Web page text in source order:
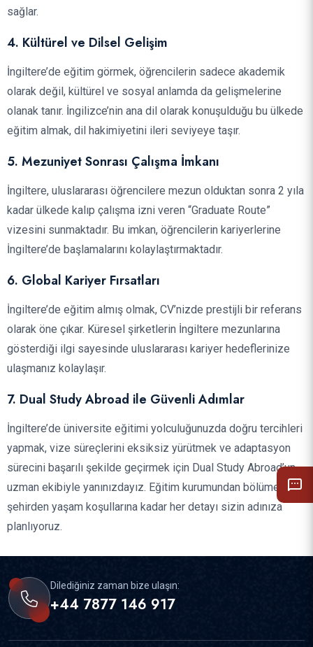
sağlar.
4. Kültürel ve Dilsel Gelişim
İngiltere’de eğitim görmek, öğrencilerin sadece akademik
olarak değil, kültürel ve sosyal anlamda da gelişmelerine
olanak tanır. İngilizce’nin ana dil olarak konuşulduğu bu ülkede
eğitim almak, dil hakimiyetini ileri seviyeye taşır.
5. Mezuniyet Sonrası Çalışma İmkanı
İngiltere, uluslararası öğrencilere mezun olduktan sonra 2 yıla
kadar ülkede kalıp çalışma izni veren “Graduate Route”
vizesini sunmaktadır. Bu imkan, öğrencilerin kariyerlerine
İngiltere’de başlamalarını kolaylaştırmaktadır.
6. Global Kariyer Fırsatları
İngiltere’de eğitim almış olmak, CV’nizde prestijli bir referans
olarak öne çıkar. Küresel şirketlerin İngiltere mezunlarına
gösterdiği ilgi sayesinde uluslararası kariyer hedeflerinize
ulaşmanız kolaylaşır.
7. Dual Study Abroad ile Güvenli Adımlar
İngiltere’de üniversite eğitimi yolculuğunuzda doğru tercihleri
yapmak, vize süreçlerini eksiksiz yürütmek ve adaptasyon
sürecini başarılı şekilde geçirmek için Dual Study Abroad’un
uzman ekibiyle yanınızdayız. Eğitim kurumundan bölüme,
şehirden yaşam koşullarına kadar her detayı sizin adınıza
planlıyoruz.
Dilediğiniz zaman bize ulaşın:
+44 7877 146 917